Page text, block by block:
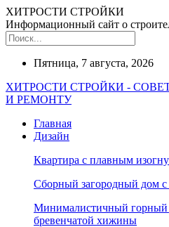
ХИТРОСТИ СТРОЙКИ
Информационный сайт о
Пятница, 7 августа, 2026
ХИТРОСТИ СТРОЙКИ -
И РЕМОНТУ
Главная
Дизайн
Квартира с плавным
Сборный загородный дом с
Минималистичный горный
бревенчатой хижины